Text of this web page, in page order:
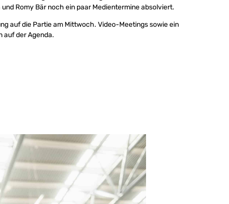
Romy Bär noch ein paar Medientermine absolviert.
auf die Partie am Mittwoch. Video-Meetings sowie ein
auf der Agenda.